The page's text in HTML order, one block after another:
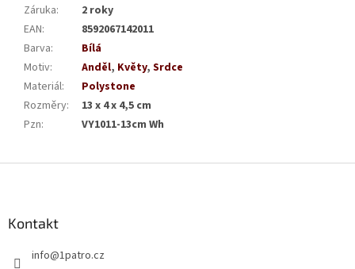
Záruka:
2 roky
EAN:
8592067142011
Barva:
Bílá
Motiv: Anděl, Květy, Srdce
Materiál:
Polystone
Rozměry:
13 x 4 x 4,5 cm
Pzn: VY1011-13cm Wh
Kontakt
info@1patro.cz